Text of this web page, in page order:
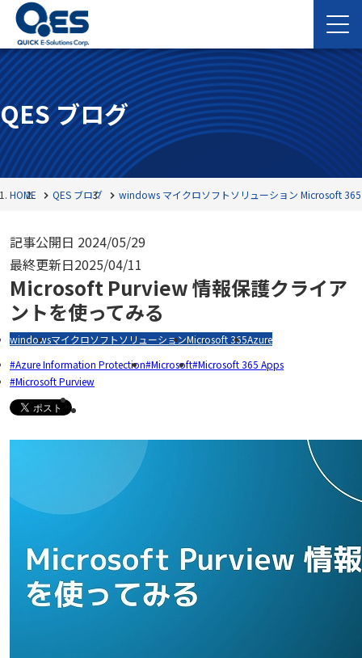
QES ブログ
HOME QES ブログ windows マイクロソフトソリューション Microsoft 365
記事公開日 2024/05/29
最終更新日2025/04/11
Microsoft Purview 情報保護クライア
ントを使ってみる
windowsマイクロソフトソリューションMicrosoft 365Azure
Azure Information Protection Microsoft Microsoft 365 Apps
Microsoft Purview